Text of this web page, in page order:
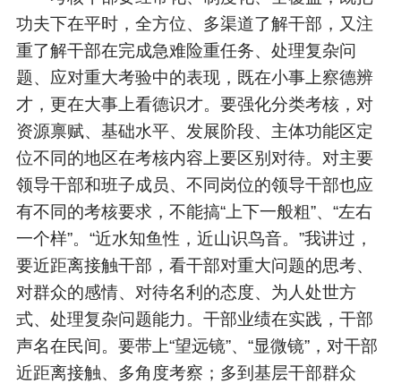
功夫下在平时，全方位、多渠道了解干部，又注
重了解干部在完成急难险重任务、处理复杂问
题、应对重大考验中的表现，既在小事上察德辨
才，更在大事上看德识才。要强化分类考核，对
资源禀赋、基础水平、发展阶段、主体功能区定
位不同的地区在考核内容上要区别对待。对主要
领导干部和班子成员、不同岗位的领导干部也应
有不同的考核要求，不能搞“上下一般粗”、“左右
一个样”。“近水知鱼性，近山识鸟音。”我讲过，
要近距离接触干部，看干部对重大问题的思考、
对群众的感情、对待名利的态度、为人处世方
式、处理复杂问题能力。干部业绩在实践，干部
声名在民间。要带上“望远镜”、“显微镜”，对干部
近距离接触、多角度考察；多到基层干部群众